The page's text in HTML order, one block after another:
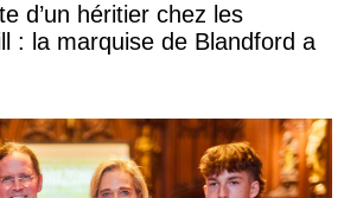
d’un héritier chez les
: la marquise de Blandford a